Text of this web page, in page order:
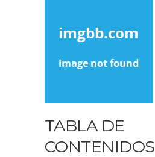
TABLA DE
CONTENIDOS